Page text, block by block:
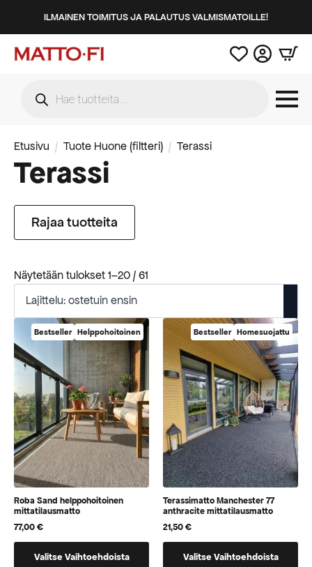
ILMAINEN TOIMITUS JA PALAUTUS VALMISMATOILLE!
search
Etusivu Tuote Huone (filtteri) Terassi
Terassi
Rajaa tuotteita
Näytetään tulokset 1–20 / 61
Bestseller Helppohoitoinen
Roba Sand helppohoitoinen
mittatilausmatto
77,00€
Valitse Vaihtoehdoista
Bestseller Homesuojattu
Terassimatto Manchester 77
anthracite mittatilausmatto
21,50€
Valitse Vaihtoehdoista